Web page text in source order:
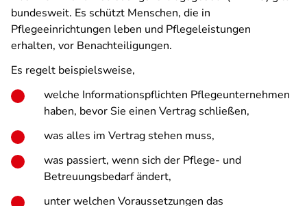
bundesweit. Es schützt Menschen, die in
Pflegeeinrichtungen leben und Pflegeleistungen
erhalten, vor Benachteiligungen.
Es regelt beispielsweise,
welche Informationspflichten Pflegeunternehmen
haben, bevor Sie einen Vertrag schließen,
was alles im Vertrag stehen muss,
was passiert, wenn sich der Pflege- und
Betreuungsbedarf ändert,
unter welchen Voraussetzungen das